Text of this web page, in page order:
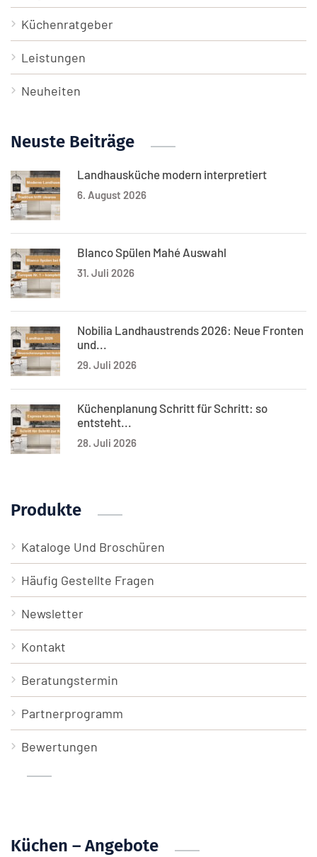
Küchenratgeber
Leistungen
Neuheiten
Neuste Beiträge
Landhausküche modern interpretiert
6. August 2026
Blanco Spülen Mahé Auswahl
31. Juli 2026
Nobilia Landhaustrends 2026: Neue Fronten
und...
29. Juli 2026
Küchenplanung Schritt für Schritt: so
entsteht...
28. Juli 2026
Produkte
Kataloge Und Broschüren
Häufig Gestellte Fragen
Newsletter
Kontakt
Beratungstermin
Partnerprogramm
Bewertungen
Küchen – Angebote